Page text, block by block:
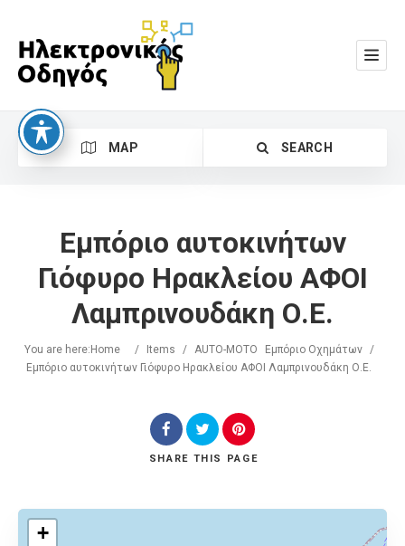
MAP SEARCH
Search
Εμπόριο αυτοκινήτων
Γιόφυρο Ηρακλείου ΑΦΟΙ
Λαμπρινουδάκη Ο.Ε.
You are here: Home / Items / AUTO-MOTO Εμπόριο Οχημάτων
/
Εμπόριο αυτοκινήτων Γιόφυρο Ηρακλείου ΑΦΟΙ Λαμπρινουδάκη Ο.Ε.
SHARE THIS PAGE
+